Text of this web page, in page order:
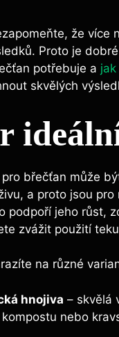
‌že více
Proto ‍je
potřebuje a
⁢skvělých
břečťan může​
a ‍proto jsou
podpoří jeho růst,
​zvážit použití⁤
na různé
hnojiva – skvělá​
nebo‌